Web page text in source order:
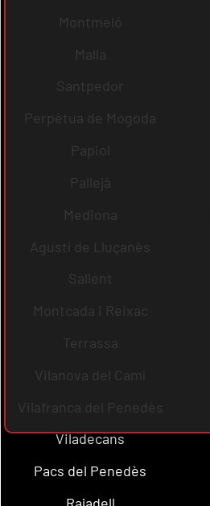
Montmeló
Malla
Santpedor
Perpètua de Mogoda
Papiol
Pallejà
Mediona
Agustí de Lluçanès
Sallent
Montcada i Reixac
Terrassa
Vilanova del Camí
Vilafranca del Penedès
Viladecans
Pacs del Penedès